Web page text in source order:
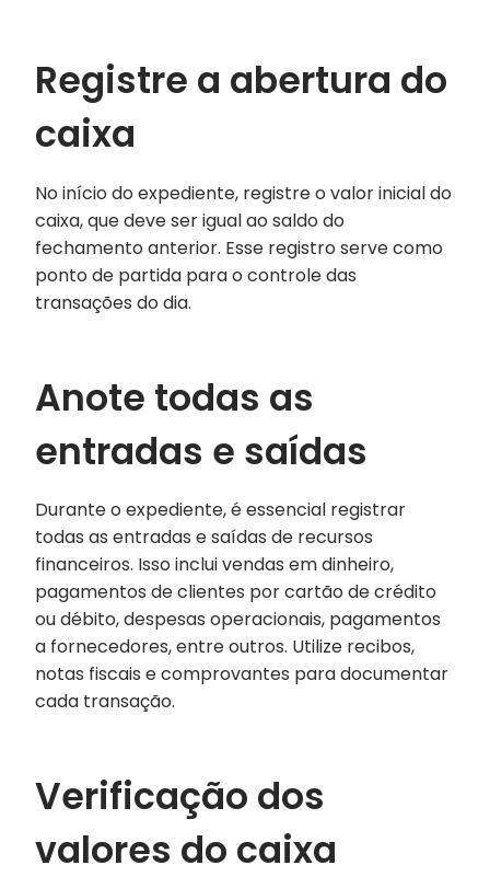
Registre a abertura do
caixa
No início do expediente, registre o valor inicial do
caixa, que deve ser igual ao saldo do
fechamento anterior. Esse registro serve como
ponto de partida para o controle das
transações do dia.
Anote todas as
entradas e saídas
Durante o expediente, é essencial registrar
todas as entradas e saídas de recursos
financeiros. Isso inclui vendas em dinheiro,
pagamentos de clientes por cartão de crédito
ou débito, despesas operacionais, pagamentos
a fornecedores, entre outros. Utilize recibos,
notas fiscais e comprovantes para documentar
cada transação.
Verificação dos
valores do caixa